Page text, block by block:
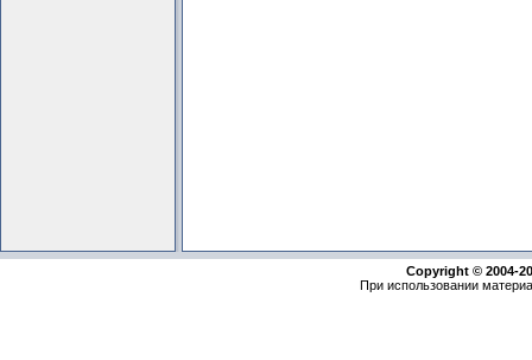
Copyright © 2004-
При использовании